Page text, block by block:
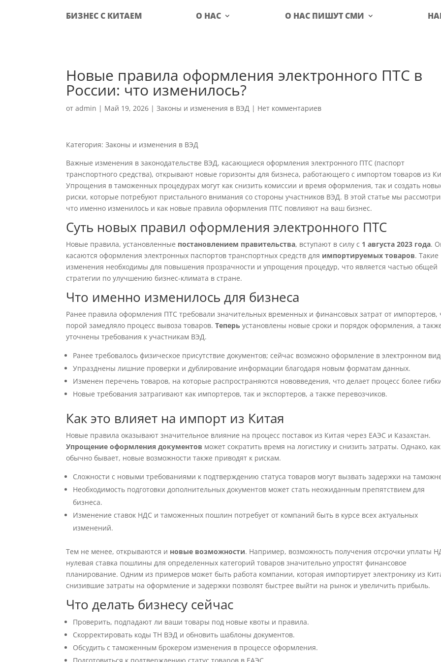
БИЗНЕС С КИТАЕМ О НАС О НАС ПИШУТ СМИ
Новые правила оформления электронного ПТС в
России: что изменилось?
отadmin | Май 19, 2026 |Законы и изменения в ВЭД | Нет комментариев
Категория: Законы и изменения в ВЭД
Важные изменения в законодательстве ВЭД, касающиеся оформления электронного ПТС (паспорт
транспортного средства), открывают новые горизонты для бизнеса, работающего с импортом товаров из
Упрощения в таможенных процедурах могут как снизить комиссии и время оформления, так и создать
риски, которые потребуют пристального внимания со стороны участников ВЭД. В этой статье мы
что именно изменилось и как новые правила оформления ПТС повлияют на ваш бизнес.
Суть новых правил оформления электронного ПТС
Новые правила, установленные постановлением правительства, вступают в силу с 1 августа 2023 года.
касаются оформления электронных паспортов транспортных средств для импортируемых товаров. Такие
изменения необходимы для повышения прозрачности и упрощения процедур, что является частью общей
стратегии по улучшению бизнес-климата в стране.
Что именно изменилось для бизнеса
Ранее правила оформления ПТС требовали значительных временных и финансовых затрат от импортеров,
порой замедляло процесс вывоза товаров.Теперь установлены новые сроки и порядок оформления, а
уточнены требования к участникам ВЭД.
Ранее требовалось физическое присутствие документов; сейчас возможно оформление в электронном
Упразднены лишние проверки и дублирование информации благодаря новым форматам данных.
Изменен перечень товаров, на которые распространяются нововведения, что делает процесс более
Новые требования затрагивают как импортеров, так и экспортеров, а также перевозчиков.
Как это влияет на импорт из Китая
Новые правила оказывают значительное влияние на процесс поставок из Китая через ЕАЭС и Казахстан.
Упрощение оформления документов может сократить время на логистику и снизить затраты. Однако,
обычно бывает, новые возможности также приводят к рискам.
Сложности с новыми требованиями к подтверждению статуса товаров могут вызвать задержки на
Необходимость подготовки дополнительных документов может стать неожиданным препятствием для
бизнеса.
Изменение ставок НДС и таможенных пошлин потребует от компаний быть в курсе всех актуальных
изменений.
Тем не менее, открываются и новые возможности. Например, возможность получения отсрочки уплаты
нулевая ставка пошлины для определенных категорий товаров значительно упростят финансовое
планирование. Одним из примеров может быть работа компании, которая импортирует электронику из
снизившие затраты на оформление и задержки позволят быстрее выйти на рынок и увеличить прибыль.
Что делать бизнесу сейчас
Проверить, подпадают ли ваши товары под новые квоты и правила.
Скорректировать коды ТН ВЭД и обновить шаблоны документов.
Обсудить с таможенным брокером изменения в процессе оформления.